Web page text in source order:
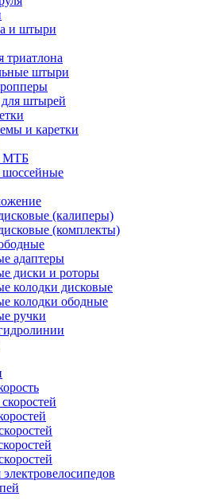
и штыри
триатлона
штыри
штырей
и каретки
МТБ
(калиперы)
(комплекты)
адаптеры
диски и роторы
колодки дисковые
колодки ободные
ручки